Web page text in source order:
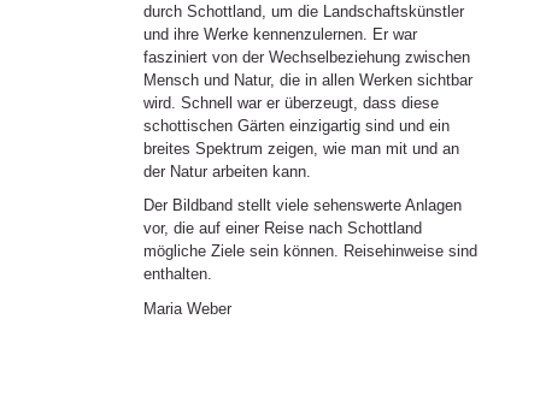
durch Schottland, um die Landschaftskünstler
und ihre Werke kennenzulernen. Er war
fasziniert von der Wechselbeziehung zwischen
Mensch und Natur, die in allen Werken sichtbar
wird. Schnell war er überzeugt, dass diese
schottischen Gärten einzigartig sind und ein
breites Spektrum zeigen, wie man mit und an
der Natur arbeiten kann.
Der Bildband stellt viele sehenswerte Anlagen
vor, die auf einer Reise nach Schottland
mögliche Ziele sein können. Reisehinweise sind
enthalten.
Maria Weber